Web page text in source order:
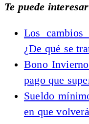
Te puede interesar
Los cambios
¿De qué se
Bono
pago que
Sueldo
en que